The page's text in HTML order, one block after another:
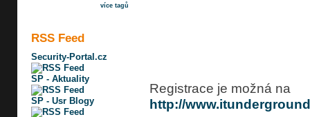
více tagů
RSS Feed
Security-Portal.cz
SP - Aktuality
SP - Usr Blogy
Registrace je možná na
http://